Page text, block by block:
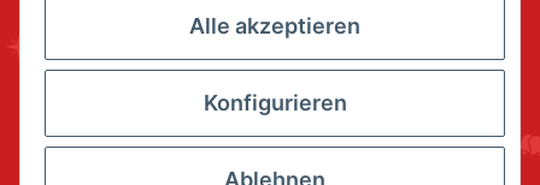
Alle akzeptieren
Konfigurieren